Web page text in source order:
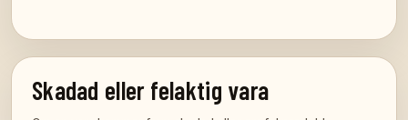
Skadad eller felaktig vara